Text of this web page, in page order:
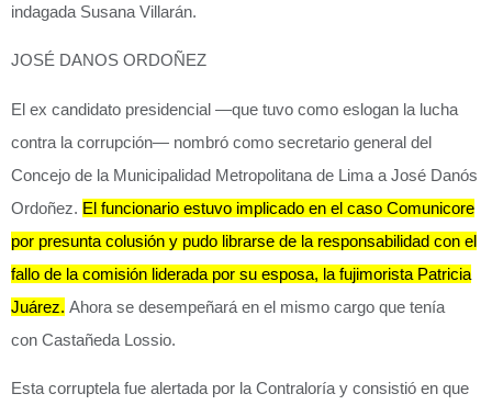
indagada Susana Villarán.
JOSÉ DANOS ORDOÑEZ
El ex candidato presidencial —que tuvo como eslogan la lucha
contra la corrupción— nombró como secretario general del
Concejo de la Municipalidad Metropolitana de Lima a José Danós
Ordoñez. El funcionario estuvo implicado en el caso Comunicore
por presunta colusión y pudo librarse de la responsabilidad con el
fallo de la comisión liderada por su esposa, la fujimorista Patricia
Juárez. Ahora se desempeñará en el mismo cargo que tenía
con Castañeda Lossio.
Esta corruptela fue alertada por la Contraloría y consistió en que